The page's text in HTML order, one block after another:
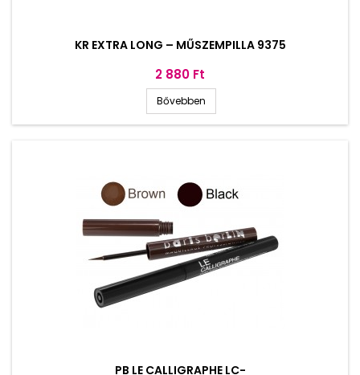
KR EXTRA LONG – MŰSZEMPILLA 9375
Ár
2 880 Ft
Bővebben
PB LE CALLIGRAPHE LC-